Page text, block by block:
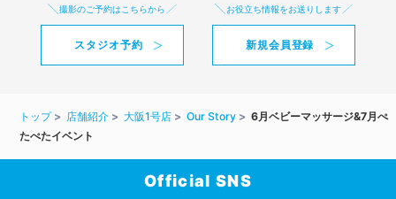
撮影のご予約はこちらから
スタジオ予約
お役立ち情報をお送りします
新規会員登録
トップ 店舗紹介 大阪1号店 Our Story
6月ベビーマッサージ&7月ぺ
たぺたイベント
Official SNS